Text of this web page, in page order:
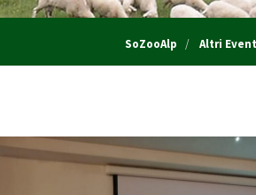
SoZooAlp Altri